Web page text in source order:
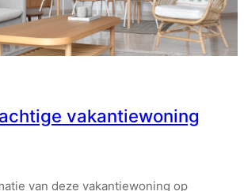
vakantiewoning
van deze vakantiewoning op